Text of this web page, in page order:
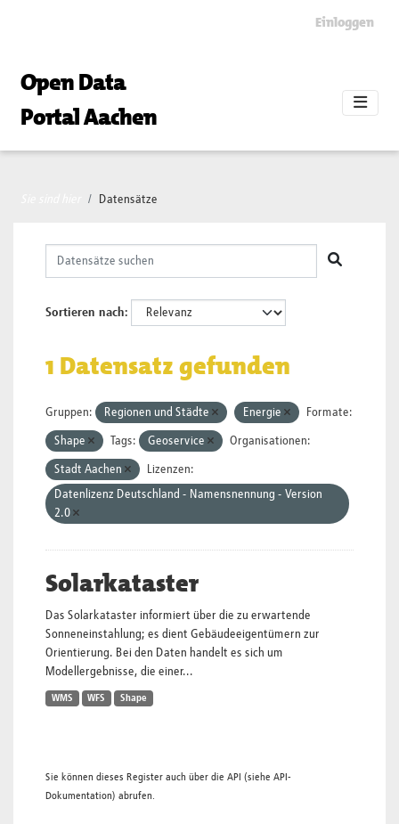
Einloggen
Open Data
Portal Aachen
Datensätze
Sortieren nach
1 Datensatz gefunden
Gruppen: Regionen und Städte Energie Formate:
Shape Tags: Geoservice Organisationen:
Stadt Aachen
Lizenzen:
Datenlizenz Deutschland - Namensnennung - Version
2.0
Solarkataster
Das Solarkataster informiert über die zu erwartende
Sonneneinstahlung; es dient Gebäudeeigentümern zur
Orientierung. Bei den Daten handelt es sich um
Modellergebnisse, die einer...
WMS WFS Shape
Sie können dieses Register auch über die API (siehe API-
Dokumentation) abrufen.